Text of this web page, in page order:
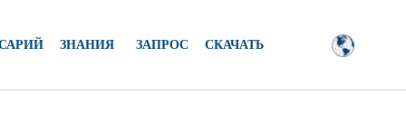
ЗНАНИЯ ЗАПРОС СКАЧАТЬ